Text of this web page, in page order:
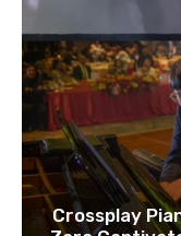
Crossplay